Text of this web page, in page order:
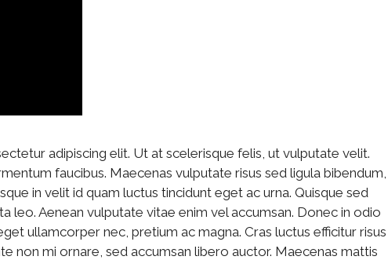
adipiscing elit. Ut at scelerisque felis, ut vulputate velit.
faucibus. Maecenas vulputate risus sed ligula bibendum,
in velit id quam luctus tincidunt eget ac urna. Quisque sed
leo. Aenean vulputate vitae enim vel accumsan. Donec in odio
ullamcorper nec, pretium ac magna. Cras luctus efficitur risus
non mi ornare, sed accumsan libero auctor. Maecenas mattis